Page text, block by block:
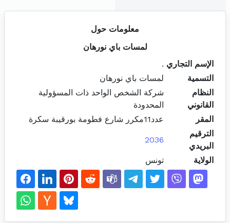
معلومات حول
لمسات باي نورهان
الإسم التجاري .
التسمية
لمسات باي نورهان
النظام
القانوني
شركة الشخص الواحد ذات المسؤولية
المحدودة
المقر
عدد11مكرر شارع فطومة بورقيبة سكرة
الترقيم
البريدي
2036
الولاية تونس